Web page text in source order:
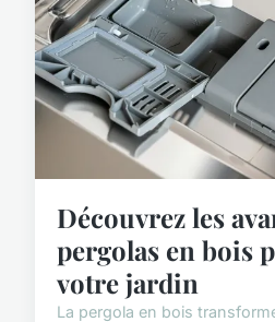
Découvrez les
pergolas en bois
votre jardin
La pergola en bois